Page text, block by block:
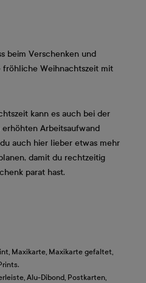
beim Verschenken und
Weihnachtszeit mit
kann es auch bei der
Arbeitsaufwand
auch hier lieber etwas mehr
damit du rechtzeitig
parat hast.
Maxikarte, Maxikarte gefaltet,
Alu-Dibond, Postkarten,